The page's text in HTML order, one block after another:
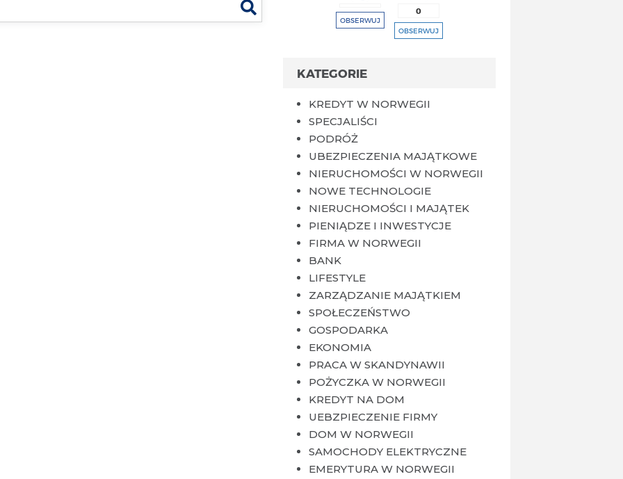
OBSERWUJ
0
OBSERWUJ
KATEGORIE
KREDYT W NORWEGII
SPECJALIŚCI
PODRÓŻ
UBEZPIECZENIA MAJĄTKOWE
NIERUCHOMOŚCI W NORWEGII
NOWE TECHNOLOGIE
NIERUCHOMOŚCI I MAJĄTEK
PIENIĄDZE I INWESTYCJE
FIRMA W NORWEGII
BANK
LIFESTYLE
ZARZĄDZANIE MAJĄTKIEM
SPOŁECZEŃSTWO
GOSPODARKA
EKONOMIA
PRACA W SKANDYNAWII
POŻYCZKA W NORWEGII
KREDYT NA DOM
UEBZPIECZENIE FIRMY
DOM W NORWEGII
SAMOCHODY ELEKTRYCZNE
EMERYTURA W NORWEGII